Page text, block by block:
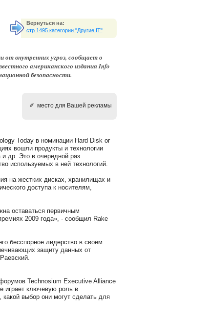
Вернуться на:
стр.1495 категории "Другие IT"
внутренних угроз, сообщает о
американского издания Info
безопасности.
✐ место для Вашей рекламы
Today в номинации Hard Disk or
вошли продукты и технологии
др. Это в очередной раз
используемых в ней технологий.
на жестких дисках, хранилищах и
доступа к носителям,
оставаться первичным
2009 года», - сообщил Rake
бесспорное лидерство в своем
защиту данных от
Technosium Executive Alliance
играет ключевую роль в
выбор они могут сделать для